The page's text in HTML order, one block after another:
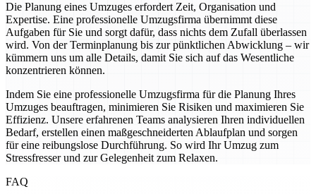
Die Planung eines Umzuges erfordert Zeit, Organisation und
Expertise. Eine professionelle Umzugsfirma übernimmt diese
Aufgaben für Sie und sorgt dafür, dass nichts dem Zufall überlassen
wird. Von der Terminplanung bis zur pünktlichen Abwicklung – wir
kümmern uns um alle Details, damit Sie sich auf das Wesentliche
konzentrieren können.
Indem Sie eine professionelle Umzugsfirma für die Planung Ihres
Umzuges beauftragen, minimieren Sie Risiken und maximieren Sie
Effizienz. Unsere erfahrenen Teams analysieren Ihren individuellen
Bedarf, erstellen einen maßgeschneiderten Ablaufplan und sorgen
für eine reibungslose Durchführung. So wird Ihr Umzug zum
Stressfresser und zur Gelegenheit zum Relaxen.
FAQ